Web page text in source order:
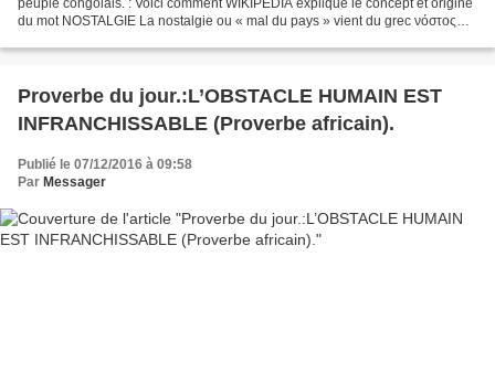
du mot NOSTALGIE La nostalgie ou « mal du pays » vient du grec νόστος
Proverbe du jour.:L’OBSTACLE HUMAIN EST
INFRANCHISSABLE (Proverbe africain).
Publié le 07/12/2016 à 09:58
Par Messager